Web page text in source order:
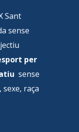
Sant
sense
per
sense
sexe, raça